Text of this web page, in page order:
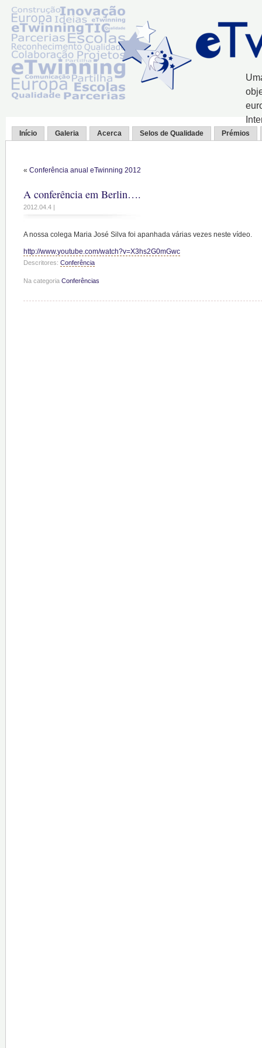
Início Galeria Acerca Selos de Qualidade Prémios
« Conferência anual eTwinning 2012
A conferência em Berlin….
2012.04.4 |
A nossa colega Maria José Silva foi apanhada várias vezes neste vídeo.
http://www.youtube.com/watch?v=X3hs2G0mGwc
Descritores: Conferência
Na categoria Conferências